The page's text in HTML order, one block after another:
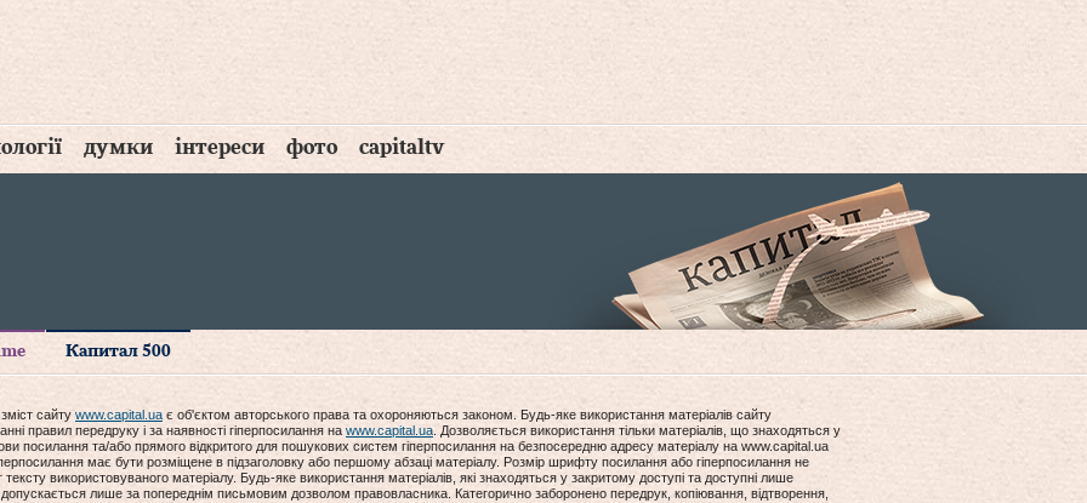
думки інтереси фото capitaltv
Капитал 500
сайту www.capital.ua є об'єктом авторського права та охороняються законом. Будь-яке використання матеріалів сайту
правил передруку і за наявності гіперпосилання на www.capital.ua . Дозволяється використання тільки матеріалів, що знаходяться у
посилання та/або прямого відкритого для пошукових систем гіперпосилання на безпосередню адресу матеріалу на www.capital.ua
має бути розміщене в підзаголовку або першому абзаці матеріалу. Розмір шрифту посилання або гіперпосилання не
використовуваного матеріалу. Будь-яке використання матеріалів, які знаходяться у закритому доступі та доступні лише
лише за попереднім письмовим дозволом правовласника. Категорично заборонено передрук, копіювання, відтворення,